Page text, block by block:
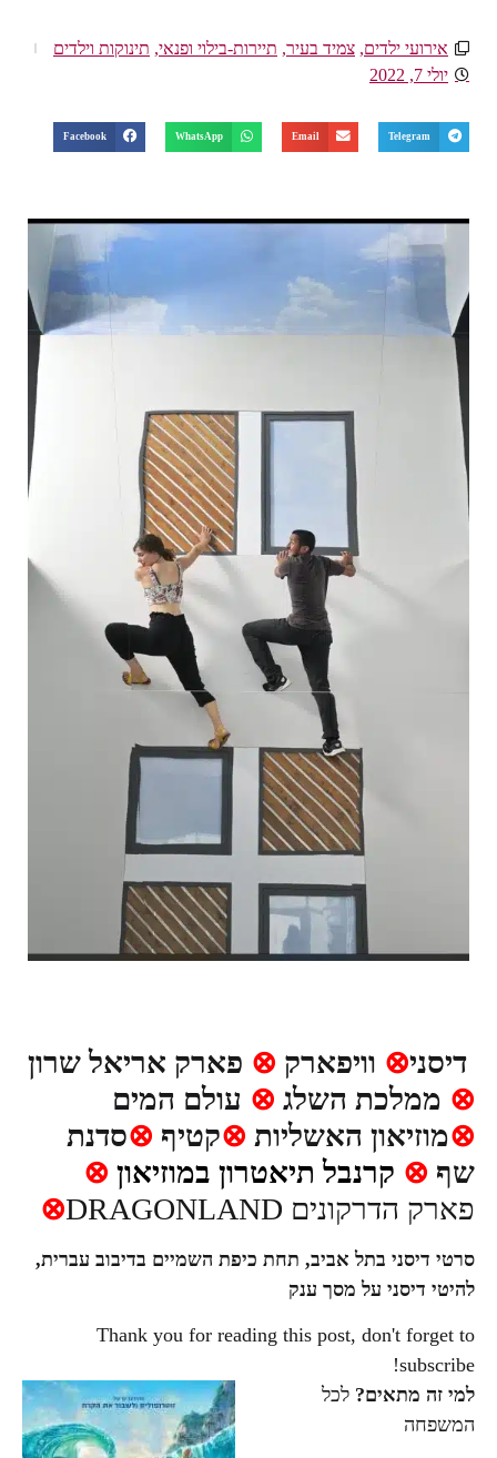
אירועי ילדים, צמיד בעיר, תיירות-בילוי ופנאי, תינוקות וילדים
יולי 7, 2022
Telegram
Email
WhatsApp
Facebook
דיסני⊗ וויפארק ⊗ פארק אריאל שרון
⊗ ממלכת השלג ⊗ עולם המים
⊗מוזיאון האשליות ⊗קטיף ⊗סדנת
שף ⊗ קרנבל תיאטרון במוזיאון ⊗
פארק הדרקונים DRAGONLAND
⊗
סרטי דיסני בתל אביב, תחת כיפת השמיים בדיבוב עברית,
להיטי דיסני על מסך ענק
Thank you for reading this post, don't forget to
subscribe!
למי זה מתאים? לכל
המשפחה